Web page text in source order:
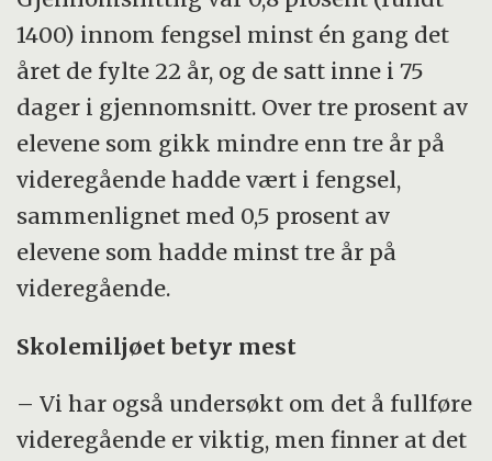
1400) innom fengsel minst én gang det
året de fylte 22 år, og de satt inne i 75
dager i gjennomsnitt. Over tre prosent av
elevene som gikk mindre enn tre år på
videregående hadde vært i fengsel,
sammenlignet med 0,5 prosent av
elevene som hadde minst tre år på
videregående.
Skolemiljøet betyr mest
– Vi har også undersøkt om det å fullføre
videregående er viktig, men finner at det